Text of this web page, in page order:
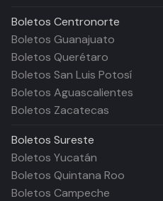
Boletos Centronorte
Boletos Guanajuato
Boletos Querétaro
Boletos San Luis Potosí
Boletos Aguascalientes
Boletos Zacatecas
Boletos Sureste
Boletos Yucatán
Boletos Quintana Roo
Boletos Campeche